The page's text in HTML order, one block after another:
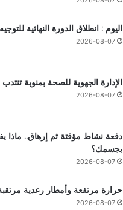
اليوم : انطلاق الدورة النهائية
2026-08-07
الإدارة الجهوية للصحة بمنوبة تنتدب
2026-08-07
دفعة نشاط مؤقتة ثم إرهاق.. ماذا
بجسمك؟
2026-08-07
حرارة مرتفعة وأمطار رعدية
2026-08-07